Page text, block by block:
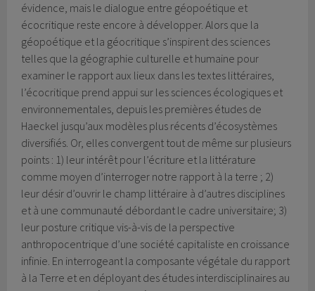
évidence, mais le dialogue entre géopoétique et
écocritique reste encore à développer. Alors que la
géopoétique et la géocritique s’inspirent des sciences
telles que la géographie culturelle et humaine pour
examiner le rapport aux lieux dans les textes littéraires,
l’écocritique prend appui sur les sciences écologiques et
environnementales, depuis les premières études de
Haeckel jusqu’aux modèles plus récents d’écosystèmes
diversifiés. Or, elles convergent tout de même sur plusieurs
points : 1) leur intérêt pour l’écriture et la littérature
comme moyen d’interroger notre rapport à la terre ; 2)
leur désir d’ouvrir le champ littéraire à d’autres disciplines
et à une communauté débordant le cadre universitaire; 3)
leur posture critique vis-à-vis de la perspective
anthropocentrique d’une société capitaliste en croissance
infinie. En interrogeant la composante végétale du rapport
à la Terre et en déployant des études interdisciplinaires au